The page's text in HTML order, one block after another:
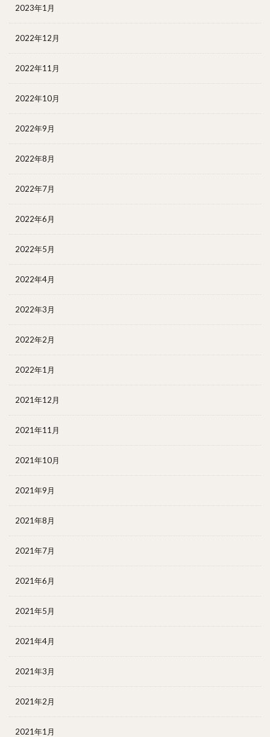
2023年1月
2022年12月
2022年11月
2022年10月
2022年9月
2022年8月
2022年7月
2022年6月
2022年5月
2022年4月
2022年3月
2022年2月
2022年1月
2021年12月
2021年11月
2021年10月
2021年9月
2021年8月
2021年7月
2021年6月
2021年5月
2021年4月
2021年3月
2021年2月
2021年1月